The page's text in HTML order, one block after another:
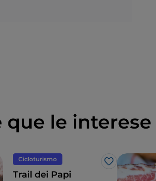
que le interese
Cicloturismo
Me gusta
Trail dei Papi